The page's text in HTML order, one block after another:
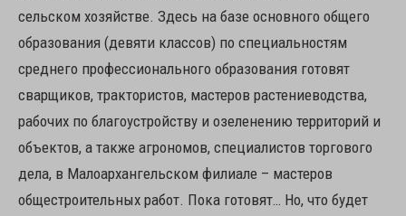
сельском хозяйстве. Здесь на базе основного общего
образования (девяти классов) по специальностям
среднего профессионального образования готовят
сварщиков, трактористов, мастеров растениеводства,
рабочих по благоустройству и озеленению территорий и
объектов, а также агрономов, специалистов торгового
дела, в Малоархангельском филиале – мастеров
общестроительных работ. Пока готовят… Но, что будет